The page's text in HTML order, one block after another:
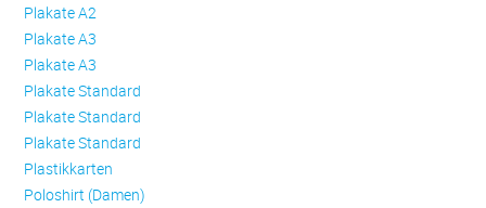
Plakate A2
Plakate A3
Plakate A3
Plakate Standard
Plakate Standard
Plakate Standard
Plastikkarten
Poloshirt (Damen)